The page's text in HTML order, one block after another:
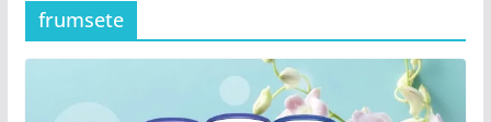
frumsete